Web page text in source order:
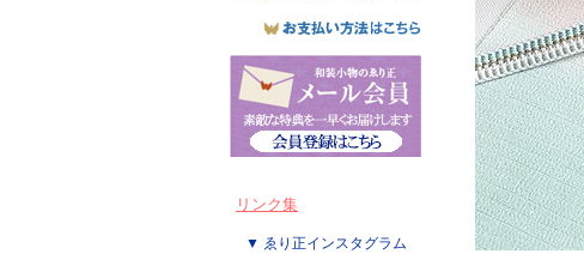
リンク集
▼ ゑり正インスタグラム